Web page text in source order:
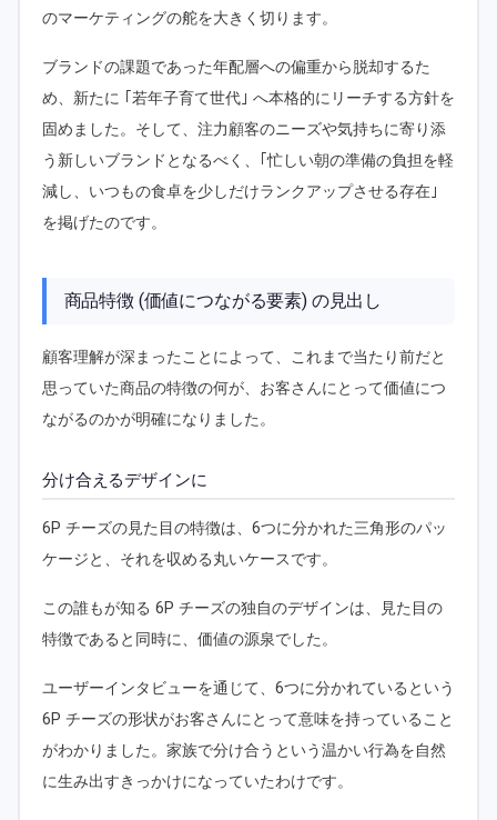
のマーケティングの舵を大きく切ります。
ブランドの課題であった年配層への偏重から脱却するた
め、新たに ｢若年子育て世代｣ へ本格的にリーチする方針を
固めました。そして、注力顧客のニーズや気持ちに寄り添
う新しいブランドとなるべく、｢忙しい朝の準備の負担を軽
減し、いつもの食卓を少しだけランクアップさせる存在｣
を掲げたのです。
商品特徴 (価値につながる要素) の見出し
顧客理解が深まったことによって、これまで当たり前だと
思っていた商品の特徴の何が、お客さんにとって価値につ
ながるのかが明確になりました。
分け合えるデザインに
6P チーズの見た目の特徴は、6つに分かれた三角形のパッ
ケージと、それを収める丸いケースです。
この誰もが知る 6P チーズの独自のデザインは、見た目の
特徴であると同時に、価値の源泉でした。
ユーザーインタビューを通じて、6つに分かれているという
6P チーズの形状がお客さんにとって意味を持っていること
がわかりました。家族で分け合うという温かい行為を自然
に生み出すきっかけになっていたわけです。